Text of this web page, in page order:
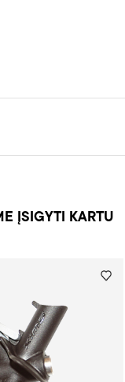
ĮSIGYTI KARTU